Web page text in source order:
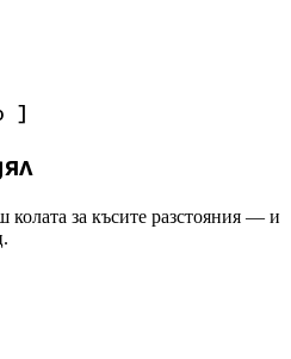
]
за късите разстояния — и